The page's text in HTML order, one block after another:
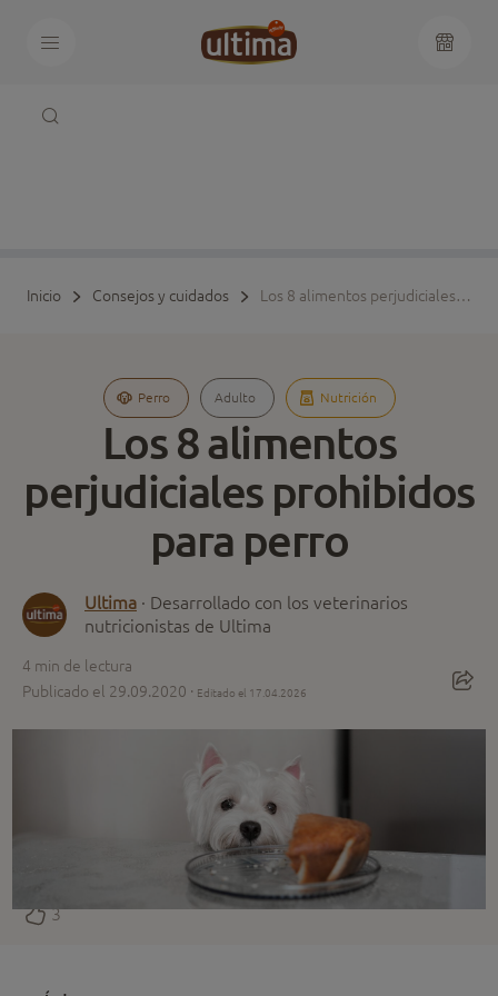
Inicio Consejos y cuidados Los 8 alimentos perjudiciales prohibidos para perro
Perro Adulto Nutrición
Los 8 alimentos
perjudiciales prohibidos
para perro
Ultima · Desarrollado con los veterinarios
nutricionistas de Ultima
4 min de lectura
Publicado el 29.09.2020 · Editado el 17.04.2026
3